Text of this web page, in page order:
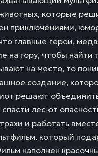
которые
приключениями,
главные герои,
на гору, чтобы найти
на место, то
создание,
решают
лес от
и работать
который
наполнен